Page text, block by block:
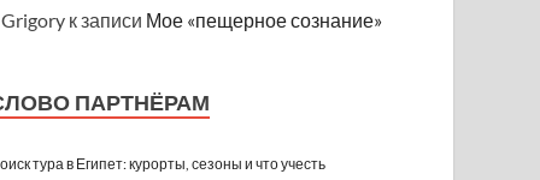
Grigory к записи Мое «пещерное сознание»
ПАРТНЁРАМ
тура в Египет: курорты, сезоны и что учесть